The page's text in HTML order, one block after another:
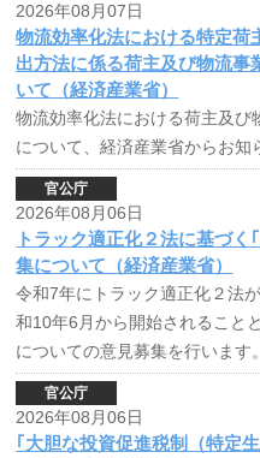
2026年08月07日
物流効率化法における特定荷
出方法に係る荷主及び物流事
いて（経済産業省）
物流効率化法における荷主及
について、経済産業省からお知
官公庁
2026年08月06日
トラック適正化２法に基づ
集について（経済産業省）
令和7年にトラック適正化２法
和10年6月から開始されること
についての意見募集を行います。
官公庁
2026年08月06日
｢大胆な投資促進税制（特定